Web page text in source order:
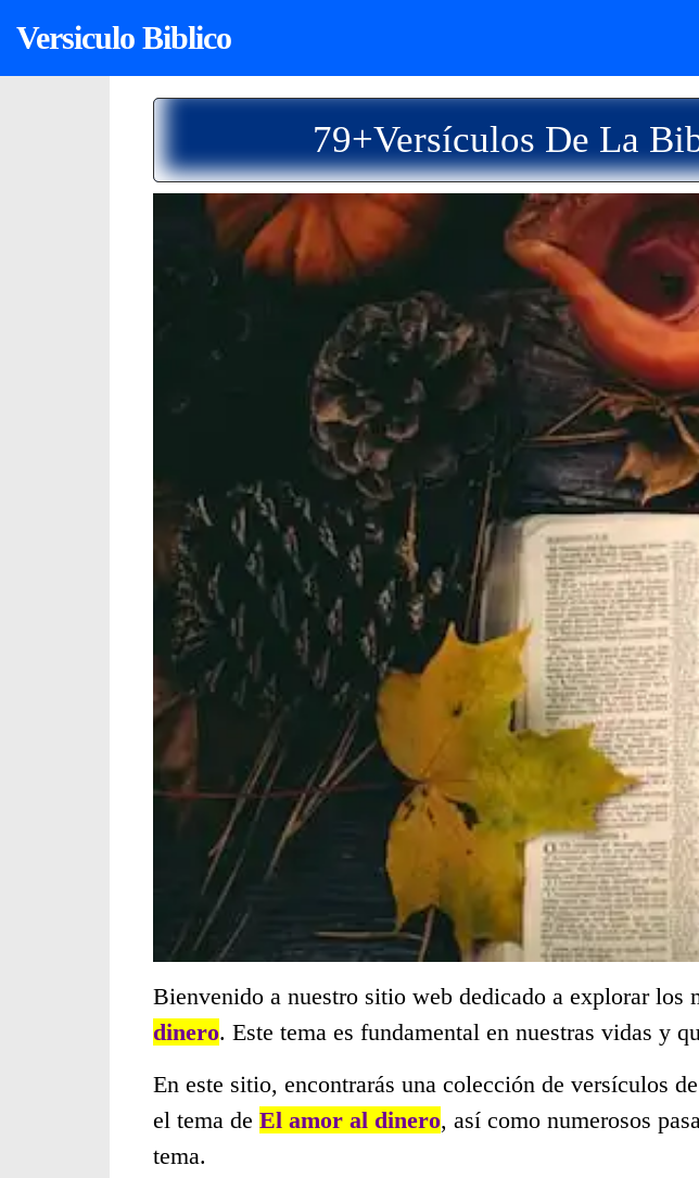
Versiculo Biblico
79+Versículos De La
Bienvenido a nuestro sitio web dedicado a explorar los
dinero. Este tema es fundamental en nuestras vidas y
En este sitio, encontrarás una colección de versículos
el tema de El amor al dinero, así como numerosos
tema.